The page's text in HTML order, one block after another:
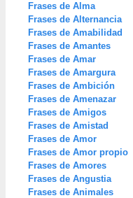
Frases de Alma
Frases de Alternancia
Frases de Amabilidad
Frases de Amantes
Frases de Amar
Frases de Amargura
Frases de Ambición
Frases de Amenazar
Frases de Amigos
Frases de Amistad
Frases de Amor
Frases de Amor propio
Frases de Amores
Frases de Angustia
Frases de Animales